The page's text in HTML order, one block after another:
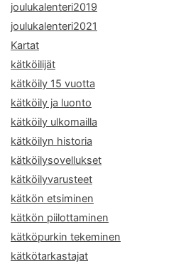
joulukalenteri2019
joulukalenteri2021
Kartat
kätköilijät
kätköily 15 vuotta
kätköily ja luonto
kätköily ulkomailla
kätköilyn historia
kätköilysovellukset
kätköilyvarusteet
kätkön etsiminen
kätkön piilottaminen
kätköpurkin tekeminen
kätkötarkastajat